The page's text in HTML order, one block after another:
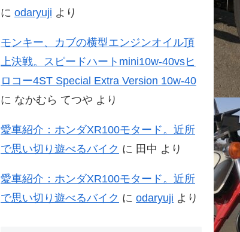
に odaryuji より
モンキー、カブの横型エンジンオイル頂
上決戦。スピードハートmini10w-40vsヒ
ロコー4ST Special Extra Version 10w-40
に なかむら てつや より
愛車紹介：ホンダXR100モタード。近所
で思い切り遊べるバイク に 田中 より
愛車紹介：ホンダXR100モタード。近所
で思い切り遊べるバイク に odaryuji より